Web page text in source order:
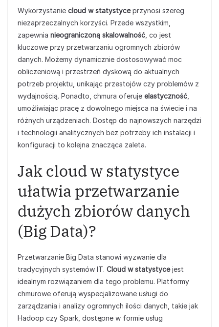
Wykorzystanie cloud w statystyceprzynosi szereg
niezaprzeczalnych korzyści. Przede wszystkim,
zapewnia nieograniczoną skalowalność , co jest
kluczowe przy przetwarzaniu ogromnych zbiorów
danych. Możemy dynamicznie dostosowywać moc
obliczeniową i przestrzeń dyskową do aktualnych
potrzeb projektu, unikając przestojów czy problemów z
wydajnością. Ponadto, chmura oferuje elastyczność
umożliwiając pracę z dowolnego miejsca na świecie i na
różnych urządzeniach. Dostęp do najnowszych narzędzi
i technologii analitycznych bez potrzeby ich instalacji i
konfiguracji to kolejna znacząca zaleta.
Jak cloud w statystyce
ułatwia przetwarzanie
dużych zbiorów danych
(Big Data)?
Przetwarzanie Big Data stanowi wyzwanie dla
tradycyjnych systemów IT. Cloud w statystycejest
idealnym rozwiązaniem dla tego problemu. Platformy
chmurowe oferują wyspecjalizowane usługi do
zarządzania i analizy ogromnych ilości danych, takie jak
Hadoop czy Spark, dostępne w formie usług